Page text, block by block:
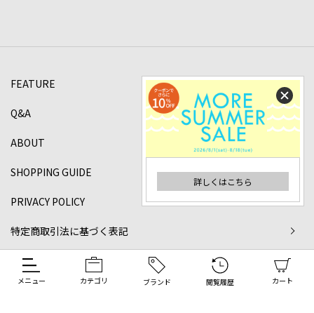
詳しくはこちら
メニュー カテゴリ ブランド 閲覧履歴 カート
FEATURE
Q&A
ABOUT
SHOPPING GUIDE
PRIVACY POLICY
特定商取引法に基づく表記
©2024 DANJO Co.,ltd All rights reserved.